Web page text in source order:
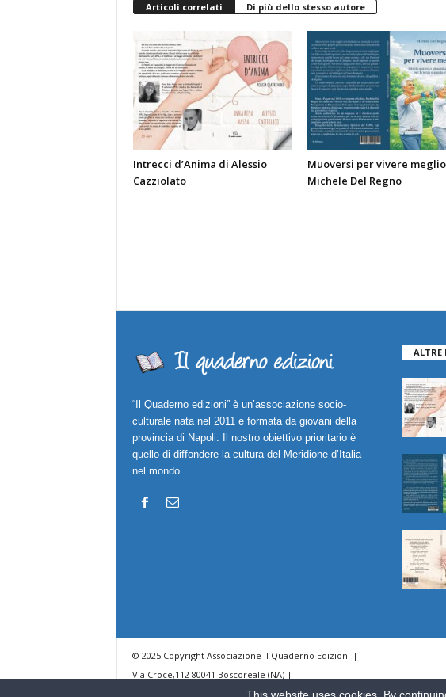
Articoli correlati Di più dello stesso autore
Intrecci d’Anima di Alessio
Cazziolato
Muoversi per vivere
Michele Del Regno
“Il Quaderno edizioni” è un’associazione socio-
culturale nata nel 2011 e formata da giovani della
provincia di Napoli. Il nostro obiettivo prioritario è
quello di diffondere la cultura del Meridione d’Italia
nel mondo.
ALTRE
© 2025 Copyright Associazione Il Quaderno Edizioni |
Via Croce,112 80041 Boscoreale (NA) |
ilquadernoedizioni@libero.itThis website uses cookies. By